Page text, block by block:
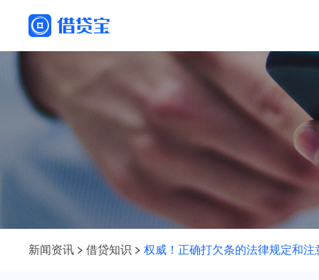
新闻资讯 借贷知识 权威！正确打欠条的法律规定和注